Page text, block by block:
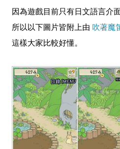
因為遊戲目前只有日文語言介面
所以以下圖片皆附上由 吹著魔
這樣大家比較好懂。